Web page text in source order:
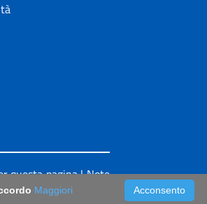
questa pagina|Note
Acconsento
Maggiori